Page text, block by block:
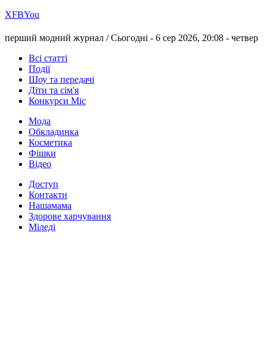
ХFBYou
перший модний журнал /Сьогодні - 6 сер 2026, 20:08 - четвер
Всі статті
Події
Шоу та передачі
Діти та сім'я
Конкурси Міс
Мода
Обкладинка
Косметика
Фішки
Відео
Доступ
Контакти
Нашамама
Здорове харчування
Міледі